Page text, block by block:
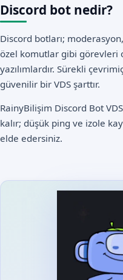
Discord bot nedir?
Discord botları;
özel komutlar gibi görevleri
yazılımlardır. Sürekli
güvenilir bir VDS şarttır.
RainyBilişim Discord Bot
kalır; düşük ping ve izole
elde edersiniz.